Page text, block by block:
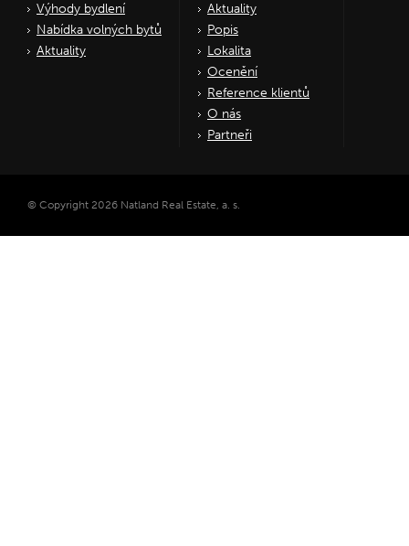
Výhody bydlení
Nabídka volných bytů
Aktuality
Aktuality
Popis
Lokalita
Ocenění
Reference klientů
O nás
Partneři
© Copyright 2026 Natland Real Estate, a. s.